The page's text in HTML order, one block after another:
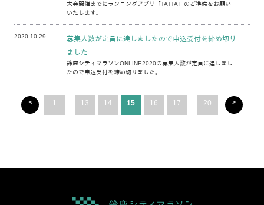
大会開催までにランニングアプリ「TATTA」のご準備をお願い
いたします。
2020-10-29
募集人数が定員に達しましたので申込受付を締め切り
ました
鈴鹿シティマラソンONLINE2020の募集人数が定員に達しまし
たので申込受付を締め切りました。
< 1 ... 13 14 15 16 17 ... 20 >